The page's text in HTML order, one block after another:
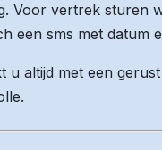
Voor vertrek sturen
een sms met datum
u altijd met een